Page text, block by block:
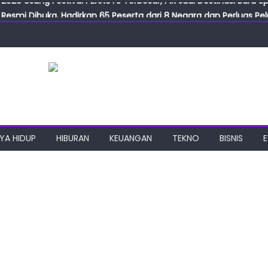
Dibuka, Hadirkan 65 Peserta dari 8 Negara dan Perluas
Usung Festival PEANUTS Terbesar, PIK Jadi Destinasi Baru
HIDUP HIBURAN KEUANGAN TEKNO BISNIS